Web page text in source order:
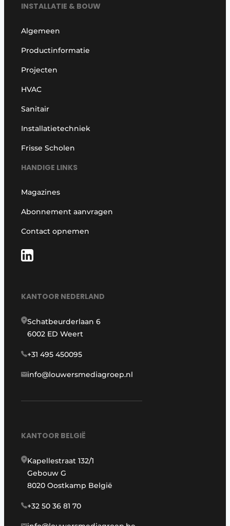
INSTALLATIE & BOUW
Algemeen
Productinformatie
Projecten
HVAC
Sanitair
Installatietechniek
Frisse Scholen
HANDIGE LINKS
Magazines
Abonnement aanvragen
Contact opnemen
KANTOOR NEDERLAND
Schatbeurderlaan 6
6002 ED Weert
+31 495 450095
info@louwersmediagroep.nl
KANTOOR BELGIË
Kapellestraat 132/1
Gebouw G
8020 Oostkamp België
+32 50 36 81 70